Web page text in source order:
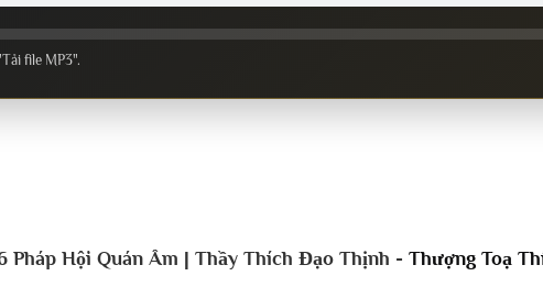
file MP3".
Hội Quán Âm | Thầy Thích Đạo Thịnh - Thượng Toạ